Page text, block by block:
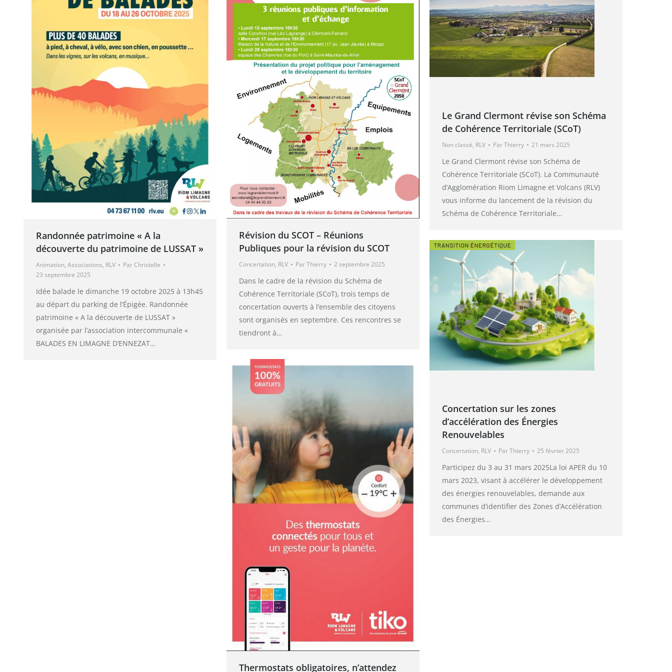
Randonnée patrimoine « A la
découverte du patrimoine de LUSSAT »
Animation, Associations, RLV Par Christelle
23 septembre 2025
Idée balade le dimanche 19 octobre 2025 à 13h45
au départ du parking de l’Épigée. Randonnée
patrimoine « A la découverte de LUSSAT »
organisée par l’association intercommunale «
BALADES EN LIMAGNE D’ENNEZAT…
Révision du SCOT – Réunions
Publiques pour la révision du SCOT
Concertation, RLV ParThierry 2 septembre 2025
Dans le cadre de la révision du Schéma de
Cohérence Territoriale (SCoT), trois temps de
concertation ouverts à l’ensemble des citoyens
sont organisés en septembre. Ces rencontres se
tiendront à…
Le Grand Clermont révise son Schéma
de Cohérence Territoriale (SCoT)
Non classé, RLV ParThierry 21 mars 2025
Le Grand Clermont révise son Schéma de
Cohérence Territoriale (SCoT). La Communauté
d’Agglomération Riom Limagne et Volcans (RLV)
vous informe du lancement de la révision du
Schéma de Cohérence Territoriale…
Concertation sur les zones
d’accélération des Énergies
Renouvelables
Concertation, RLV ParThierry 25 février 2025
Participez du 3 au 31 mars 2025La loi APER du 10
mars 2023, visant à accélérer le développement
des énergies renouvelables, demande aux
communes d’identifier des Zones d’Accélération
des Énergies…
Thermostats obligatoires, n’attendez